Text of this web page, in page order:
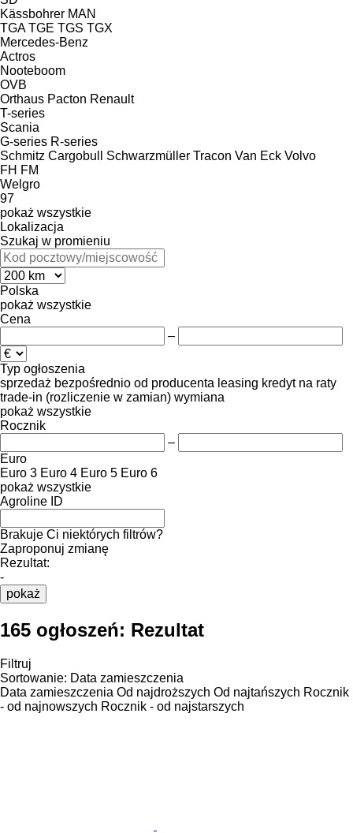
Kässbohrer MAN
TGA TGE TGS TGX
Mercedes-Benz
Actros
Nooteboom
OVB
Orthaus Pacton Renault
T-series
Scania
G-series R-series
Schmitz Cargobull
Schwarzmüller Tracon Van Eck Volvo
FH FM
Welgro
97
pokaż wszystkie
Lokalizacja
Szukaj w promieniu
Polska
pokaż wszystkie
Cena
–
Typ ogłoszenia
sprzedaż bezpośrednio od producenta leasing kredyt na raty
trade-in (rozliczenie w zamian) wymiana
pokaż wszystkie
Rocznik
–
Euro
Euro 3 Euro 4 Euro 5 Euro 6
pokaż wszystkie
Agroline ID
Brakuje Ci niektórych filtrów?
Zaproponuj zmianę
Rezultat:
-
pokaż
165 ogłoszeń: Rezultat
Filtruj
Sortowanie: Data zamieszczenia
Data zamieszczenia Od najdroższych Od najtańszych Rocznik
- od najnowszych Rocznik - od najstarszych